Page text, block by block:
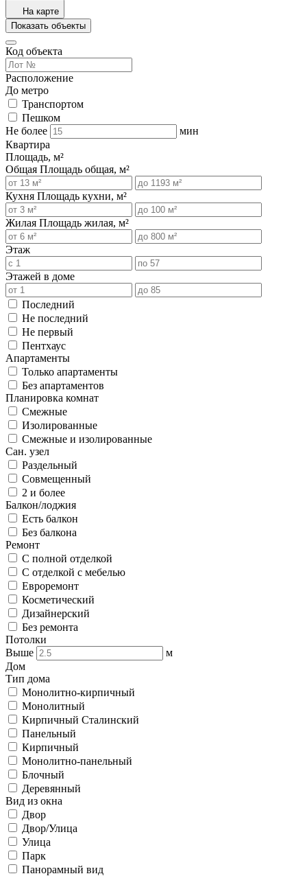
На карте
Показать объекты
Код объекта
Расположение
До метро
Транспортом
Пешком
Не более
мин
Квартира
Площадь, м²
Общая Площадь общая, м²
Кухня Площадь кухни, м²
Жилая Площадь жилая, м²
Этаж
Этажей в доме
Последний
Не последний
Не первый
Пентхаус
Апартаменты
Только апартаменты
Без апартаментов
Планировка комнат
Смежные
Изолированные
Смежные и изолированные
Сан. узел
Раздельный
Совмещенный
2 и более
Балкон/лоджия
Есть балкон
Без балкона
Ремонт
С полной отделкой
С отделкой с мебелью
Евроремонт
Косметический
Дизайнерский
Без ремонта
Потолки
Выше
м
Дом
Тип дома
Монолитно-кирпичный
Монолитный
Кирпичный Сталинский
Панельный
Кирпичный
Монолитно-панельный
Блочный
Деревянный
Вид из окна
Двор
Двор/Улица
Улица
Парк
Панорамный вид